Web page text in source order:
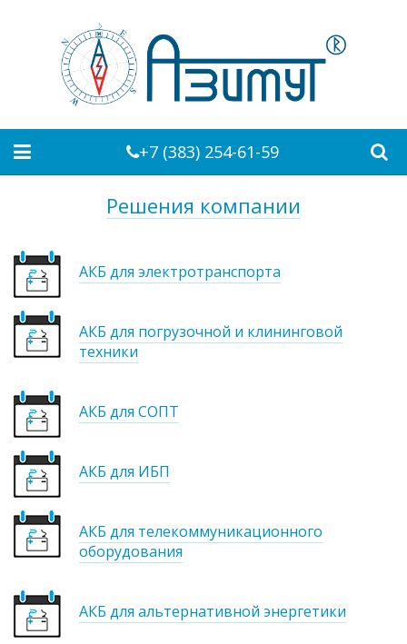
+7 (383) 254-61-59
Решения компании
АКБ для электротранспорта
АКБ для погрузочной и клининговой
техники
АКБ для СОПТ
АКБ для ИБП
АКБ для телекоммуникационного
оборудования
АКБ для альтернативной энергетики